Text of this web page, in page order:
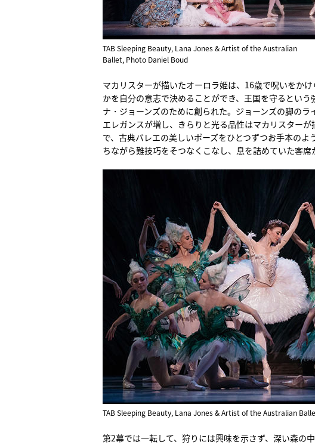
TAB Sleeping Beauty, Lana Jones & Artist of the Australian
Ballet, Photo Daniel Boud
マカリスターが描いたオーロラ姫は、16歳で呪いをか
かを自分の意志で決めることができ、王国を守るとい
ナ・ジョーンズのために創られた。ジョーンズの脚の
エレガンスが増し、きらりと光る品性はマカリスター
で、古典バレエの美しいポーズをひとつずつお手本の
ちながら難技巧をそつなくこなし、息を詰めていた客席
TAB Sleeping Beauty, Lana Jones & Artist of the Australian
第2幕では一転して、狩りには興味を示さず、深い森の